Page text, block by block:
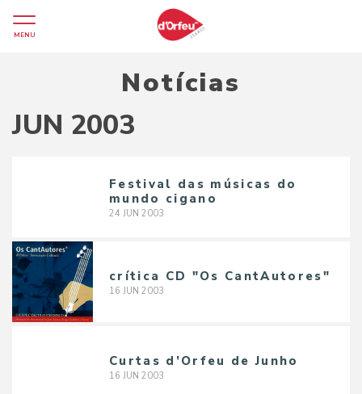
MENU
Notícias
JUN 2003
Festival das músicas do
mundo cigano
24 JUN 2003
crítica CD "Os CantAutores"
16 JUN 2003
Curtas d’Orfeu de Junho
16 JUN 2003